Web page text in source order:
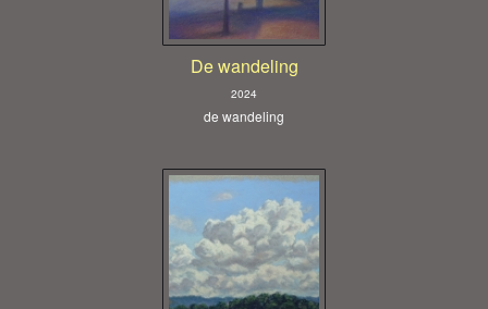
De wandeling
2024
de wandeling